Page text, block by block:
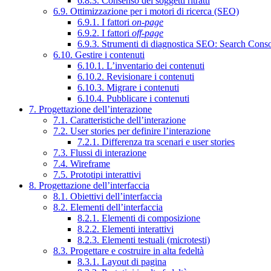
6.9. Ottimizzazione per i motori di ricerca (SEO)
6.9.1. I fattori on-page
6.9.2. I fattori off-page
6.9.3. Strumenti di diagnostica SEO: Search
6.10. Gestire i contenuti
6.10.1. L’inventario dei contenuti
6.10.2. Revisionare i contenuti
6.10.3. Migrare i contenuti
6.10.4. Pubblicare i contenuti
7. Progettazione dell’interazione
7.1. Caratteristiche dell’interazione
7.2. User stories per definire l’interazione
7.2.1. Differenza tra scenari e user stories
7.3. Flussi di interazione
7.4. Wireframe
7.5. Prototipi interattivi
8. Progettazione dell’interfaccia
8.1. Obiettivi dell’interfaccia
8.2. Elementi dell’interfaccia
8.2.1. Elementi di composizione
8.2.2. Elementi interattivi
8.2.3. Elementi testuali (microtesti)
8.3. Progettare e costruire in alta fedeltà
8.3.1. Layout di pagina